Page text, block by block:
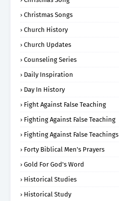
Christmas Songs
Church History
Church Updates
Counseling Series
Daily Inspiration
Day In History
Fight Against False Teaching
Fighting Against False Teaching
Fighting Against False Teachings
Forty Biblical Men's Prayers
Gold For God's Word
Historical Studies
Historical Study